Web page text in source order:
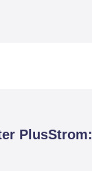
PlusStrom: